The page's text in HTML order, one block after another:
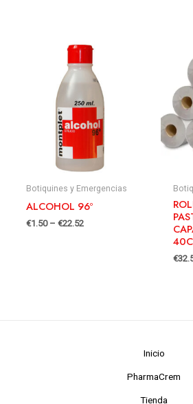
Botiquines y Emergencias
ALCOHOL 96º
€1.50– €22.52
€
Inicio
PharmaCrem
Tienda